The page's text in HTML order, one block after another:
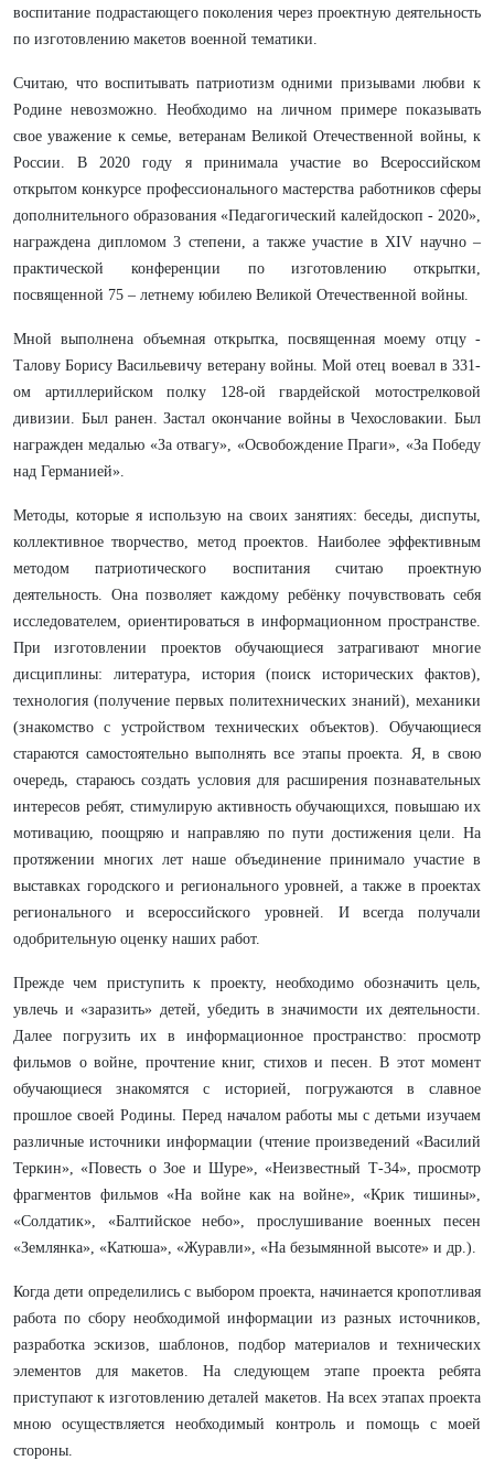
воспитание подрастающего поколения через проектную деятельность
по изготовлению макетов военной тематики.
Считаю, что воспитывать патриотизм одними призывами любви к
Родине невозможно. Необходимо на личном примере показывать
свое уважение к семье, ветеранам Великой Отечественной войны, к
России. В 2020 году я принимала участие во Всероссийском
открытом конкурсе профессионального мастерства работников сферы
дополнительного образования «Педагогический калейдоскоп - 2020»,
награждена дипломом 3 степени, а также участие в XIV научно –
практической конференции по изготовлению открытки,
посвященной 75 – летнему юбилею Великой Отечественной войны.
Мной выполнена объемная открытка, посвященная моему отцу -
Талову Борису Васильевичу ветерану войны. Мой отец воевал в 331-
ом артиллерийском полку 128-ой гвардейской мотострелковой
дивизии. Был ранен. Застал окончание войны в Чехословакии. Был
награжден медалью «За отвагу», «Освобождение Праги», «За Победу
над Германией».
Методы, которые я использую на своих занятиях: беседы, диспуты,
коллективное творчество, метод проектов. Наиболее эффективным
методом патриотического воспитания считаю проектную
деятельность. Она позволяет каждому ребёнку почувствовать себя
исследователем, ориентироваться в информационном пространстве.
При изготовлении проектов обучающиеся затрагивают многие
дисциплины: литература, история (поиск исторических фактов),
технология (получение первых политехнических знаний), механики
(знакомство с устройством технических объектов). Обучающиеся
стараются самостоятельно выполнять все этапы проекта. Я, в свою
очередь, стараюсь создать условия для расширения познавательных
интересов ребят, стимулирую активность обучающихся, повышаю их
мотивацию, поощряю и направляю по пути достижения цели. На
протяжении многих лет наше объединение принимало участие в
выставках городского и регионального уровней, а также в проектах
регионального и всероссийского уровней. И всегда получали
одобрительную оценку наших работ.
Прежде чем приступить к проекту, необходимо обозначить цель,
увлечь и «заразить» детей, убедить в значимости их деятельности.
Далее погрузить их в информационное пространство: просмотр
фильмов о войне, прочтение книг, стихов и песен. В этот момент
обучающиеся знакомятся с историей, погружаются в славное
прошлое своей Родины. Перед началом работы мы с детьми изучаем
различные источники информации (чтение произведений «Василий
Теркин», «Повесть о Зое и Шуре», «Неизвестный Т-34», просмотр
фрагментов фильмов «На войне как на войне», «Крик тишины»,
«Солдатик», «Балтийское небо», прослушивание военных песен
«Землянка», «Катюша», «Журавли», «На безымянной высоте» и др.).
Когда дети определились с выбором проекта, начинается кропотливая
работа по сбору необходимой информации из разных источников,
разработка эскизов, шаблонов, подбор материалов и технических
элементов для макетов. На следующем этапе проекта ребята
приступают к изготовлению деталей макетов. На всех этапах проекта
мною осуществляется необходимый контроль и помощь с моей
стороны.